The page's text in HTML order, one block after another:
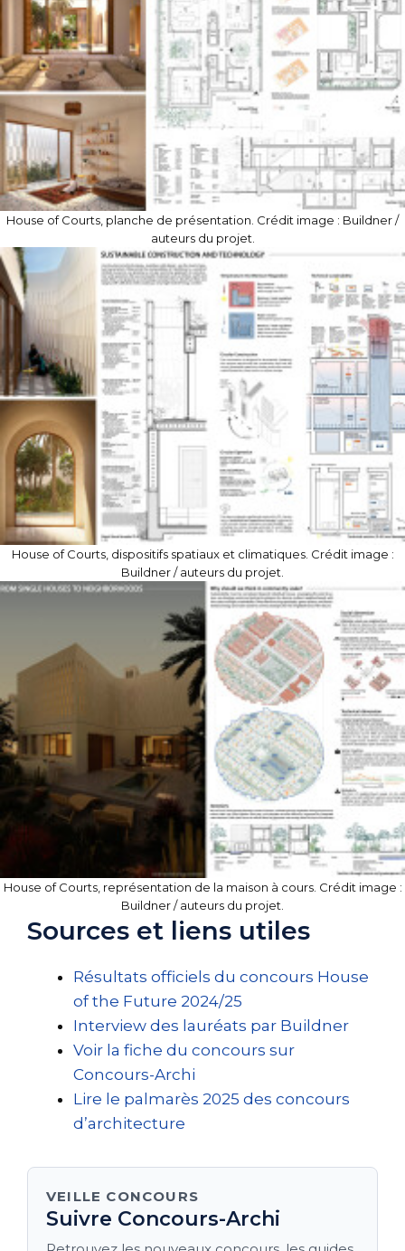
House of Courts, planche de présentation. Crédit image : Buildner /
auteurs du projet.
House of Courts, dispositifs spatiaux et climatiques. Crédit image :
Buildner / auteurs du projet.
House of Courts, représentation de la maison à cours. Crédit image :
Buildner / auteurs du projet.
Sources et liens utiles
Résultats officiels du concours House
of the Future 2024/25
Interview des lauréats par Buildner
Voir la fiche du concours sur
Concours-Archi
Lire le palmarès 2025 des concours
d’architecture
VEILLE CONCOURS
Suivre Concours-Archi